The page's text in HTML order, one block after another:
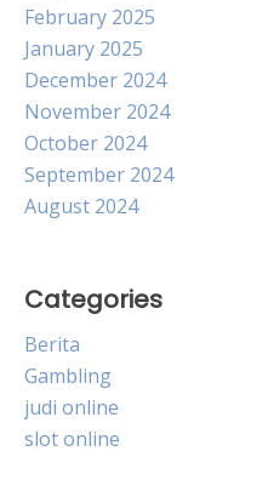
February 2025
January 2025
December 2024
November 2024
October 2024
September 2024
August 2024
Categories
Berita
Gambling
judi online
slot online